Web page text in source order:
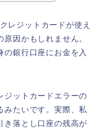
レジットカードが使え
因かもしれません。
の銀行口座にお金を入
ジットカードエラーの
みたいです。実際、私
き落とし口座の残高が